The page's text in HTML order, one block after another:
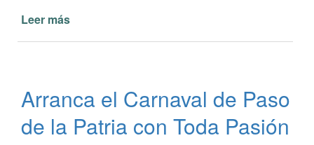
Leer más
la
Patria:
Primer
Arranca el Carnaval de Paso
de la Patria con Toda Pasión